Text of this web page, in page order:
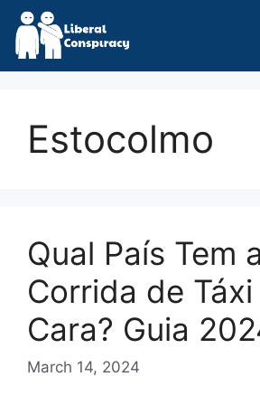
Skip
content
Estocolmo
Qual País Tem a
Corrida de
Cara? Guia
March 14, 2024